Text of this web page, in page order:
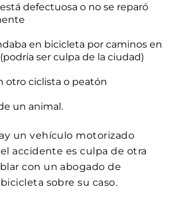
defectuosa o no se reparó
en bicicleta por caminos en
ser culpa de la ciudad)
otro ciclista o peatón
un animal.
un vehículo motorizado
accidente es culpa de otra
con un abogado de
sobre su caso.